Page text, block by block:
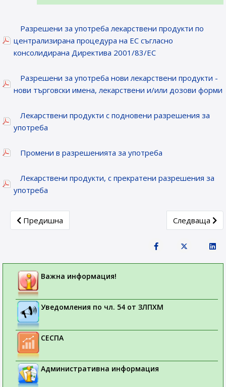
Разрешени за употреба лекарствени продукти по
централизирана процедура на ЕС съгласно
консолидирана Директива 2001/83/ЕС
Разрешени за употреба нови лекарствени продукти -
нови търговски имена, лекарствени и/или дозови форми
Лекарствени продукти с подновени разрешения за
употреба
Промени в разрешенията за употреба
Лекарствени продукти, с прекратени разрешения за
употреба
Previous article: Лекарствени продукти, получили
Предишна Next article:
Следваща
Важна информация!
Уведомления по чл. 54 от ЗЛПХМ
СЕСПА
Административна информация